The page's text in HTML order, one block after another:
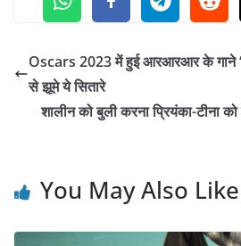
Oscars 2023 में हुई आरआरआर के गाने
से झूमे ये सितारे
शालीन को बुली करना प्रियंका-टीना
You May Also Like